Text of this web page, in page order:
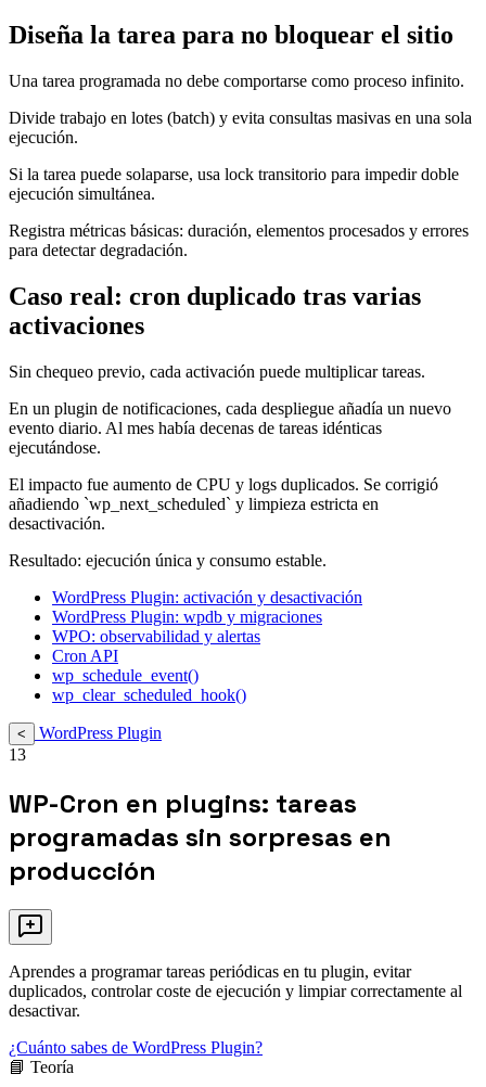
Diseña la tarea para no bloquear el sitio
Una tarea programada no debe comportarse como proceso infinito.
Divide trabajo en lotes (batch) y evita consultas masivas en una sola
ejecución.
Si la tarea puede solaparse, usa lock transitorio para impedir doble
ejecución simultánea.
Registra métricas básicas: duración, elementos procesados y errores
para detectar degradación.
Caso real: cron duplicado tras varias
activaciones
Sin chequeo previo, cada activación puede multiplicar tareas.
En un plugin de notificaciones, cada despliegue añadía un nuevo
evento diario. Al mes había decenas de tareas idénticas
ejecutándose.
El impacto fue aumento de CPU y logs duplicados. Se corrigió
añadiendo `wp_next_scheduled` y limpieza estricta en
desactivación.
Resultado: ejecución única y consumo estable.
WordPress Plugin: activación y desactivación
WordPress Plugin: wpdb y migraciones
WPO: observabilidad y alertas
Cron API
wp_schedule_event()
wp_clear_scheduled_hook()
<
WordPress Plugin
13
WP-Cron en plugins: tareas
programadas sin sorpresas en
producción
Aprendes a programar tareas periódicas en tu plugin, evitar
duplicados, controlar coste de ejecución y limpiar correctamente al
desactivar.
¿Cuánto sabes de WordPress Plugin?
📘 Teoría